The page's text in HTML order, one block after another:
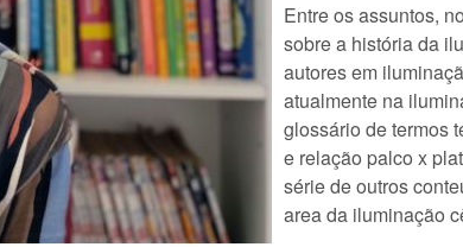
Entre os assuntos,
sobre a história da
autores em
atualmente na
glossário de termos
e relação palco x
série de outros
area da iluminação